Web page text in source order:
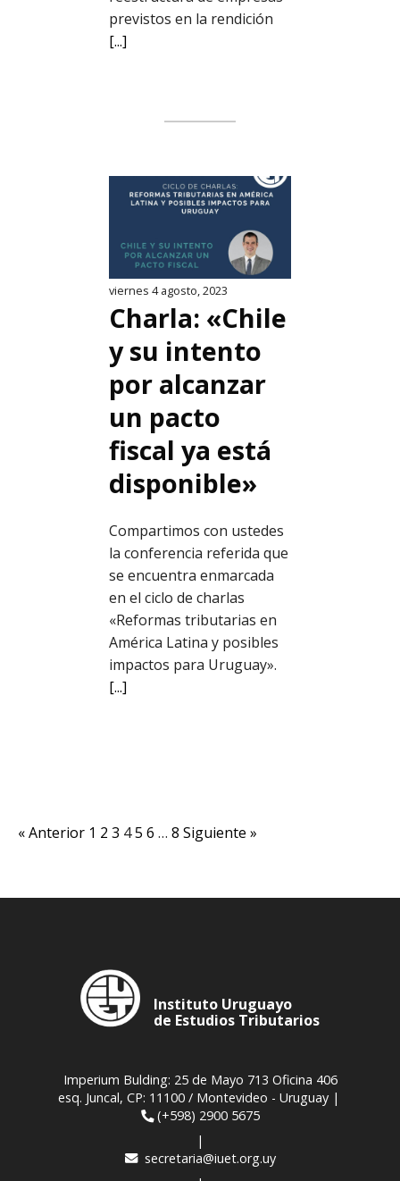
previstos en la rendición
[...]
viernes 4 agosto, 2023
Charla: «Chile
y su intento
por alcanzar
un pacto
fiscal ya está
disponible»
Compartimos con ustedes
la conferencia referida que
se encuentra enmarcada
en el ciclo de charlas
«Reformas tributarias en
América Latina y posibles
impactos para Uruguay».
[...]
« Anterior 1 2 3 45 6 … 8 Siguiente »
Instituto Uruguayo
de Estudios Tributarios
Imperium Bulding: 25 de Mayo 713 Oficina 406
esq. Juncal, CP: 11100 / Montevideo - Uruguay |
(+598) 2900 5675
|
secretaria@iuet.org.uy